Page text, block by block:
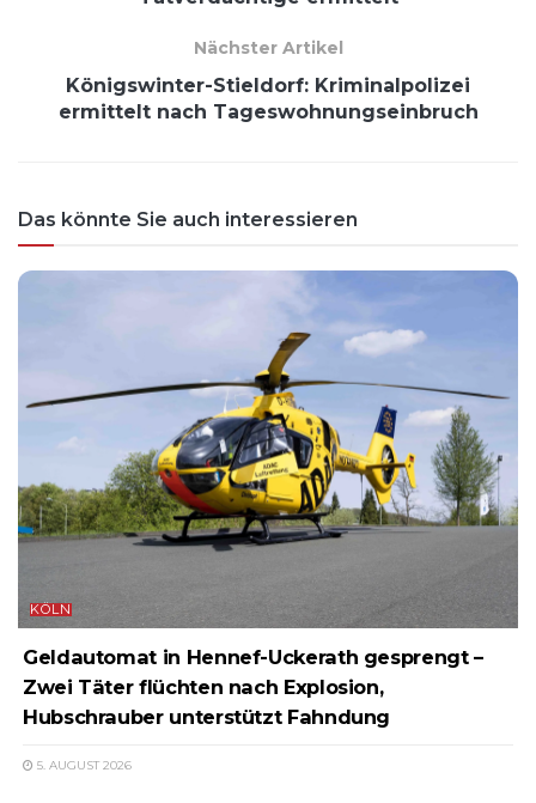
Nächster Artikel
Königswinter-Stieldorf: Kriminalpolizei
ermittelt nach Tageswohnungseinbruch
Das könnte Sie auch interessieren
KÖLN
Geldautomat in Hennef-Uckerath gesprengt –
Zwei Täter flüchten nach Explosion,
Hubschrauber unterstützt Fahndung
5. AUGUST 2026